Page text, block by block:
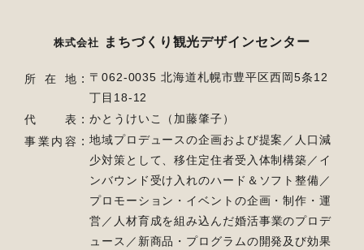
株式会社 まちづくり観光デザインセンター
所在地
〒062-0035 北海道札幌市豊平区西岡5条12
丁目18-12
代表
かとうけいこ（加藤肇子）
事業内容
地域プロデュースの企画および提案／人口減
少対策として、移住定住者受入体制構築／ イ
ンバウンド受け入れのハード＆ソフト整備／
プロモーション・イベントの企画・制作・運
営／ 人材育成を組み込んだ婚活事業のプロデ
ュース／新商品・プログラムの開発及び効果